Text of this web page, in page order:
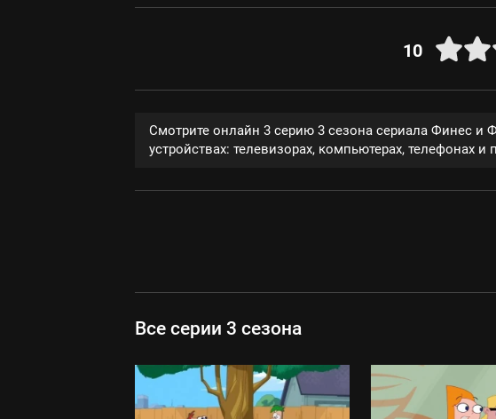
10
Смотрите онлайн 3 серию 3 сезона сериала Финес и
устройствах: телевизорах, компьютерах, телефонах
Все серии 3 сезона